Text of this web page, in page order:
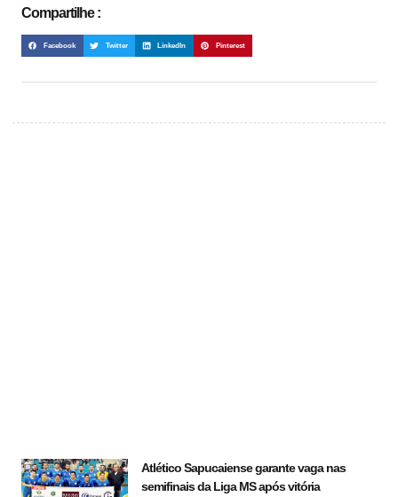
Compartilhe :
Facebook Twitter LinkedIn Pinterest
Atlético Sapucaiense garante vaga nas
semifinais da Liga MS após vitória